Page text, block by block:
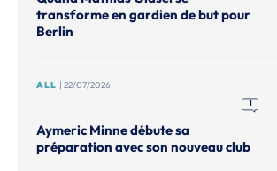
transforme en gardien de but pour
Berlin
ALL | 22/07/2026
1
Aymeric Minne débute sa
préparation avec son nouveau club